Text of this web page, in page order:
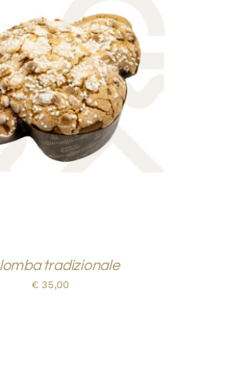
AL CARRELLO
/
tradizionale
€ 35,00